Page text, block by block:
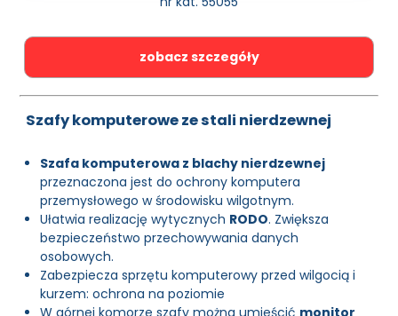
zobacz szczegóły
Szafy komputerowe ze stali nierdzewnej
Szafa komputerowa z blachy nierdzewnej
przeznaczona jest do ochrony komputera
przemysłowego w środowisku wilgotnym.
Ułatwia realizację wytycznych RODO. Zwiększa
bezpieczeństwo przechowywania danych
osobowych.
Zabezpiecza sprzętu komputerowy przed wilgocią i
kurzem: ochrona na poziomie